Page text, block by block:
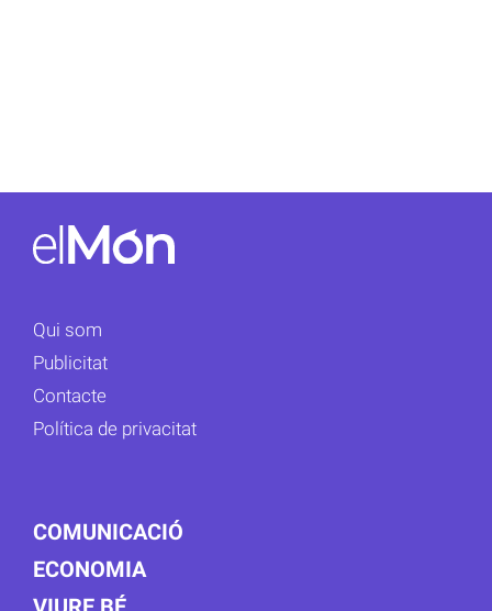
Qui som
Publicitat
Contacte
Política de privacitat
COMUNICACIÓ
ECONOMIA